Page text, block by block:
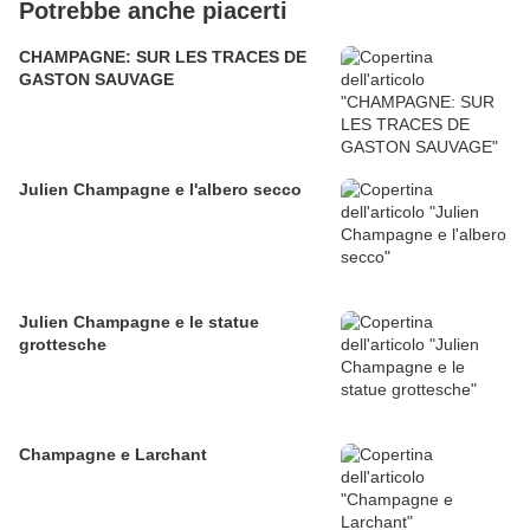
Potrebbe anche piacerti
CHAMPAGNE: SUR LES TRACES DE
GASTON SAUVAGE
Julien Champagne e l'albero secco
Julien Champagne e le statue
grottesche
Champagne e Larchant